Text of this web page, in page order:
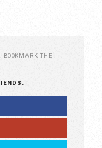
. BOOKMARK THE